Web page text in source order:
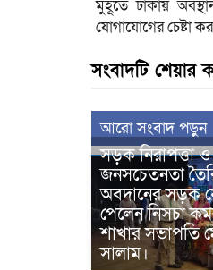
মুহূর্তে ঢাকায়
যোগাযোগের চেষ্টা
সংবাদটি শেয়ার
আরো সংবাদ পড়ুন
সড়ক নিরাপত্তা ও
জনসচেতনতা
অবদানের সড়ক
পেলেন নিসচা
শাখার সভাপতি
সালাম।